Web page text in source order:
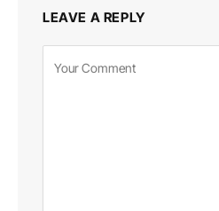
LEAVE A REPLY